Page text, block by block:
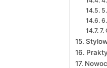
7.